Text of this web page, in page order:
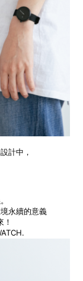
計中，
永續的意義